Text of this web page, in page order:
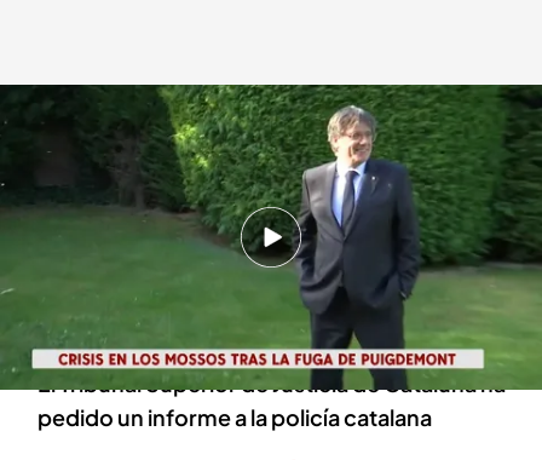
Crisis en los Mossos tras la fuga de Carles Puigdemont
Redacción digital Noticias Cuatro
12 AGO 2024 - 15:29h.
El PP habla de "pacto por la huida" de
Puigdemont y cree que Illa hará "seguidismo
del independentismo"
El Tribunal Superior de Justicia de Cataluña ha
pedido un informe a la policía catalana